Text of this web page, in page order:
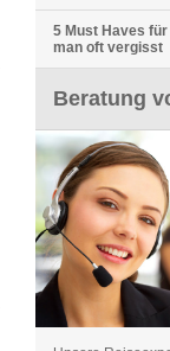
5 Must Haves
man oft vergisst
Beratung